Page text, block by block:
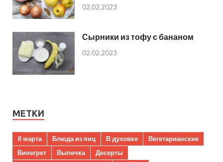
02.02.2023
Сырники из тофу с бананом
02.02.2023
МЕТКИ
8 марта Блюда из яиц В духовке
Вегетарианские
Винегрет
Выпечка
Десерты